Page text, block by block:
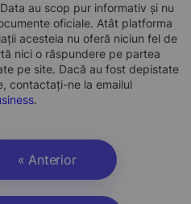
au scop pur informativ și nu
oficiale. Atât platforma
acesteia nu oferă niciun fel de
nici o răspundere pe partea
pe site. Dacă au fost depistate
contactați-ne la emailul
.
« Anterior